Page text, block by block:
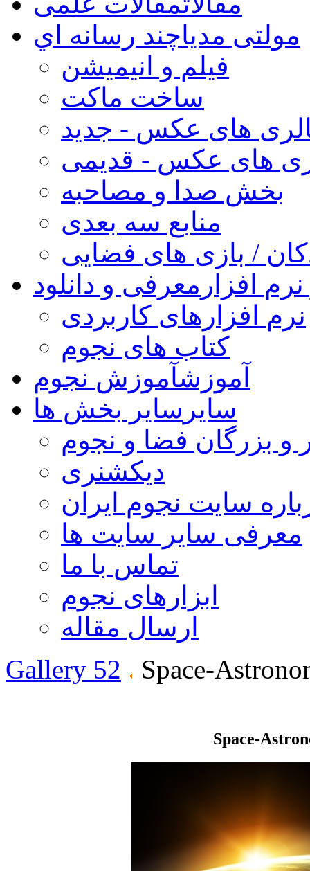
مولتی مدیاچند رسانه اي
فیلم و انیمیشن
ساخت ماکت
های عکس - جدید
های عکس - قدیمی
بخش صدا و مصاحبه
منابع سه بعدی
/ بازی های فضایی
افزار معرفی و دانلود
نرم افزارهای کاربردی
کتاب های نجوم
آموزشآموزش نجوم
سایر سایر بخش ها
و بزرگان فضا و نجوم
دیکشنری
سایت نجوم ایران
معرفی سایر سایت ها
تماس با ما
ابزارهای نجوم
ارسال مقاله
Gallery 52
Space-
Space-